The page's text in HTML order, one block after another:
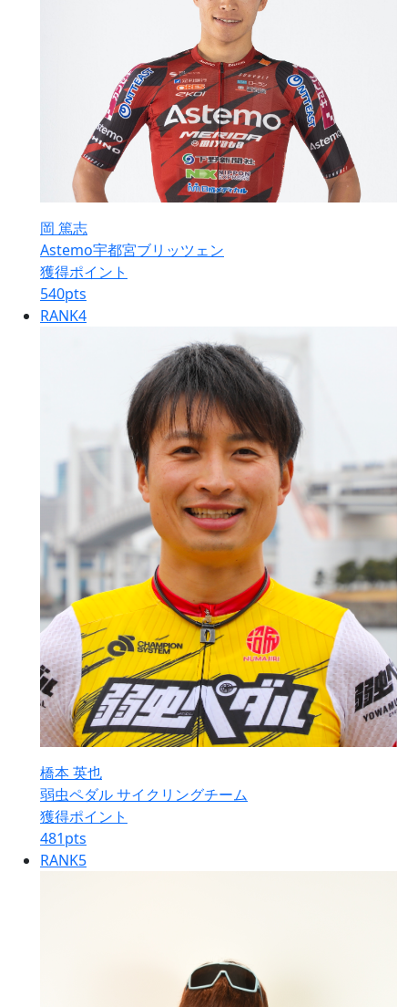
岡 篤志
Astemo宇都宮ブリッツェン
獲得ポイント
540pts
RANK4
橋本 英也
弱虫ペダル サイクリングチーム
獲得ポイント
481pts
RANK5